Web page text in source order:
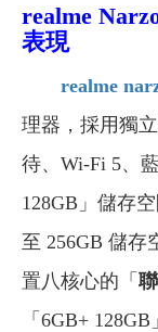
realme
表現
realme
理器，採用獨
待、Wi-Fi 5、
128GB」儲存
至 256GB 儲存
置八核心的「
「6GB+